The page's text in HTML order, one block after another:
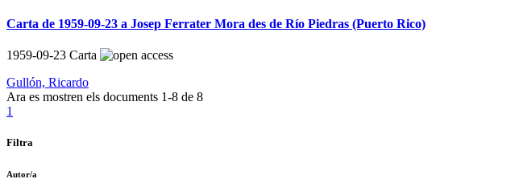
Carta de 1959-09-23 a Josep Ferrater Mora des de Río Piedras (Puerto Rico)
1959-09-23 Carta
Gullón, Ricardo
Ara es mostren els documents 1-8 de 8
1
Filtra
Autor/a